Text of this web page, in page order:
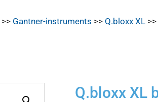
>> Gantner-instruments >> Q.bloxx XL >>
Q.bloxx XL